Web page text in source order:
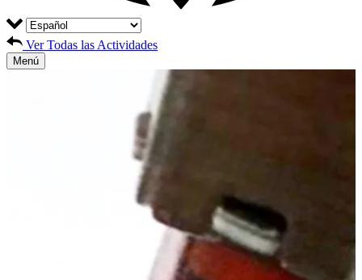
Ver Todas las Actividades
Menú